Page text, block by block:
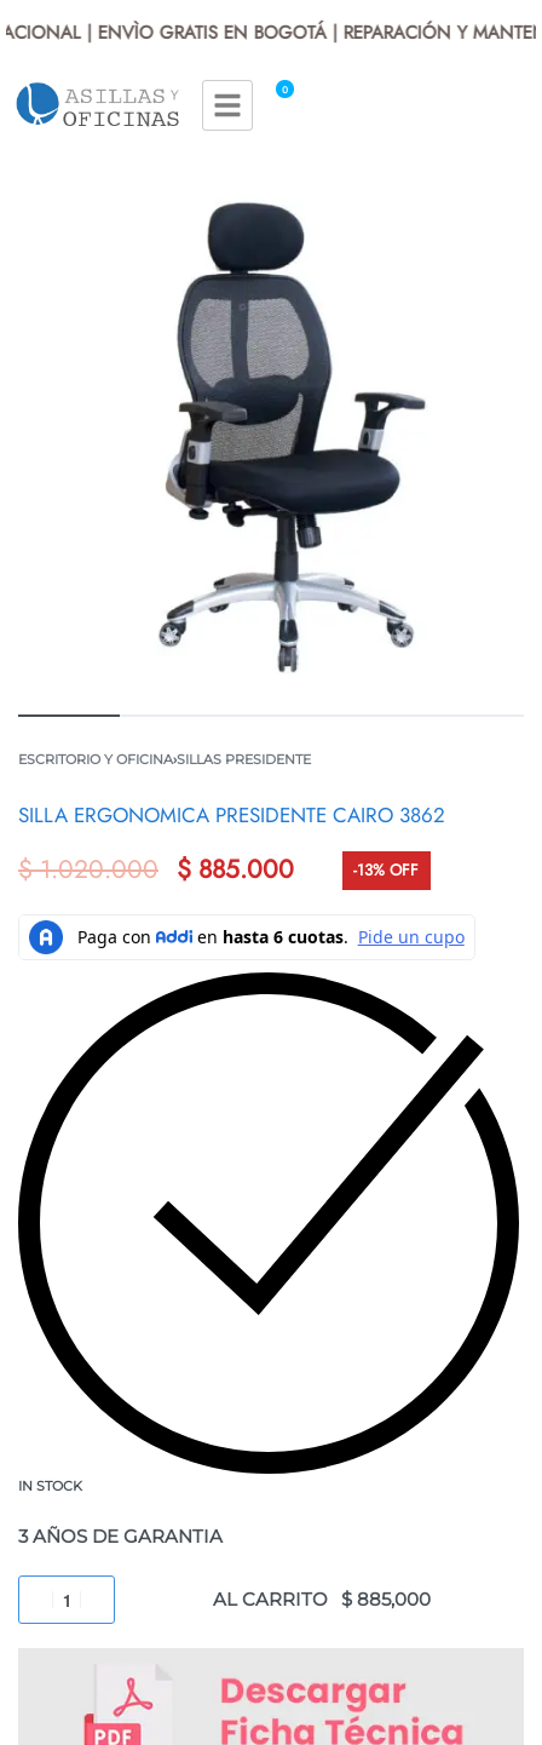
| ENVÌO GRATIS EN BOGOTÁ | REPARACIÓN Y
0
ESCRITORIO Y OFICINA›SILLAS PRESIDENTE
SILLA ERGONOMICA PRESIDENTE CAIRO 3862
$1.020.000 $ 885.000 -13% OFF
IN STOCK
3 AÑOS DE GARANTIA
AL CARRITO